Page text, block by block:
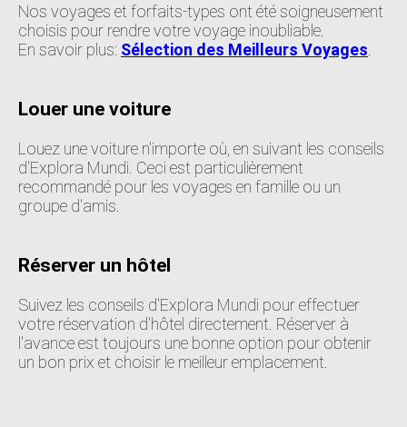
Nos voyages et forfaits-types ont été soigneusement
choisis pour rendre votre voyage inoubliable.
En savoir plus: Sélection des Meilleurs Voyages
Louer une voiture
Louez une voiture n'importe où, en suivant les conseils
d'Explora Mundi. Ceci est particulièrement
recommandé pour les voyages en famille ou un
groupe d'amis.
Réserver un hôtel
Suivez les conseils d'Explora Mundi pour effectuer
votre réservation d'hôtel directement. Réserver à
l'avance est toujours une bonne option pour obtenir
un bon prix et choisir le meilleur emplacement.